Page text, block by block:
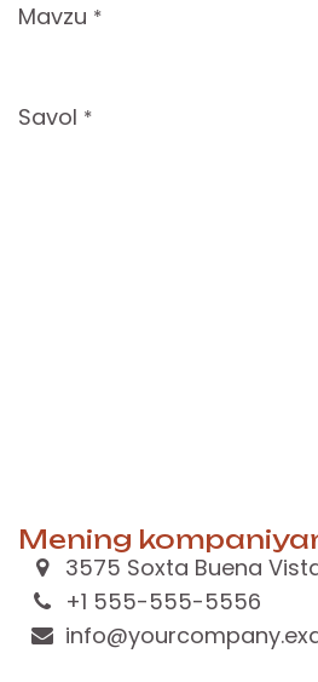
Mavzu *
Savol *
Mening
3575 Soxta Buena
+1 555-555-5556